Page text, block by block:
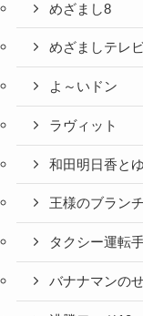
めざまし8
めざましテレ
よ～いドン
ラヴィット
和田明日香と
王様のブランチ
タクシー運転
バナナマンの